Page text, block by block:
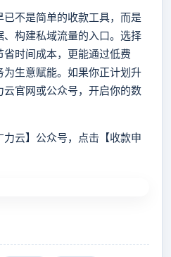
不是简单的收款工具，而是
构建私域流量的入口。选择
时间成本，更能通过低费
生意赋能。如果你正计划升
官网或公众号，开启你的数
云】公众号，点击【收款申